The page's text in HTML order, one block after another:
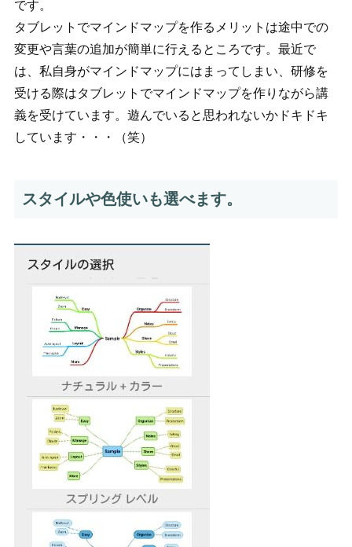
です。
タブレットでマインドマップを作るメリットは途中での
変更や言葉の追加が簡単に行えるところです。最近で
は、私自身がマインドマップにはまってしまい、研修を
受ける際はタブレットでマインドマップを作りながら講
義を受けています。遊んでいると思われないかドキドキ
しています・・・（笑）
スタイルや色使いも選べます。